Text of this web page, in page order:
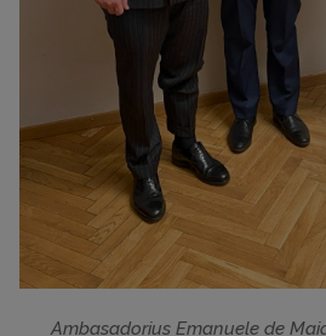
Ambasadorius Emanuele de